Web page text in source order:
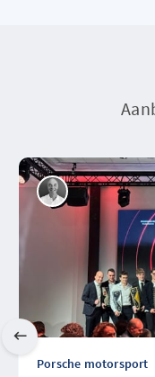
Porsche motorsport